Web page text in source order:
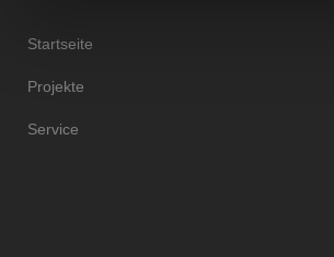
Startseite
Projekte
Service